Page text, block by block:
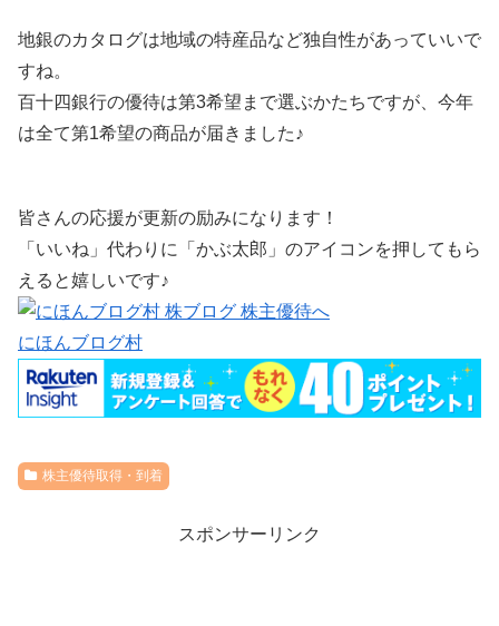
地銀のカタログは地域の特産品など独自性があっていいで
すね。
百十四銀行の優待は第3希望まで選ぶかたちですが、今年
は全て第1希望の商品が届きました♪
皆さんの応援が更新の励みになります！
「いいね」代わりに「かぶ太郎」のアイコンを押してもら
えると嬉しいです♪
にほんブログ村
株主優待取得・到着
スポンサーリンク